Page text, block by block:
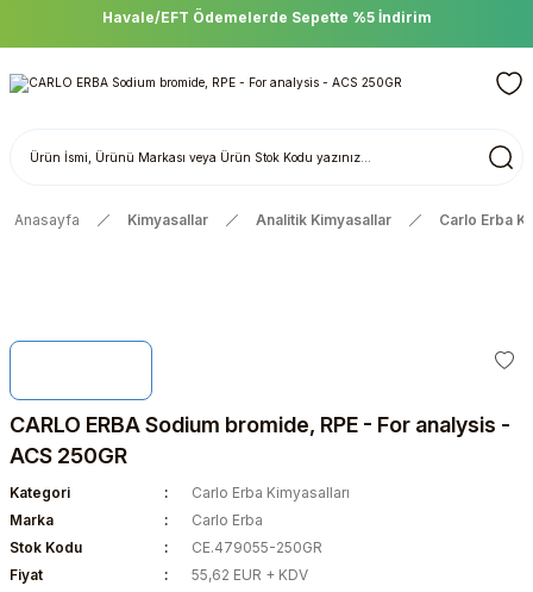
Havale/EFT Ödemelerde Sepette %5 İndirim
Anasayfa Kimyasallar Analitik Kimyasallar Carlo Erba
CARLO ERBA Sodium bromide, RPE - For analysis -
ACS 250GR
Kategori
Carlo Erba Kimyasalları
Marka
Carlo Erba
Stok Kodu
CE.479055-250GR
Fiyat
55,62 EUR + KDV